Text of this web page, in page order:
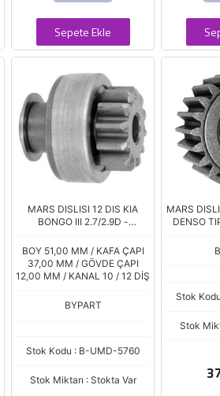
Sepete Ekle
MARS DISLISI 12 DIS KIA
BONGO III 2.7/2.9D -
BOY 51,00 MM / KAFA ÇAPI
37,00 MM / GÖVDE ÇAPI
12,00 MM / KANAL 10 / 12 DİŞ
BYPART
Stok Kodu : B-UMD-5760
Stok Miktarı : Stokta Var
MARS
DENSO
Stok
Stok